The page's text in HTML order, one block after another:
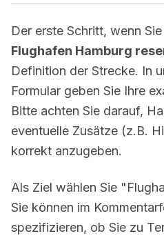
Der erste Schritt, wenn Sie
Flughafen Hamburg
Definition der Strecke. In
Formular geben Sie Ihre
Bitte achten Sie darauf,
eventuelle Zusätze (z.B.
korrekt anzugeben.
Als Ziel wählen Sie
Sie können im
spezifizieren, ob Sie zu